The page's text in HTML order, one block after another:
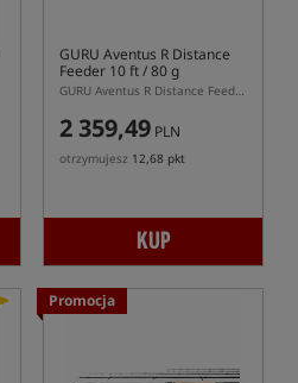
GURU Aventus R Distance
Feeder 10 ft / 80 g
GURU Aventus R Distance Feeder 10 ft 80 g – dwusekcyjna wędka feederowa 305 cm
2 359,49 PLN
otrzymujesz 12,68 pkt
KUP
Promocja